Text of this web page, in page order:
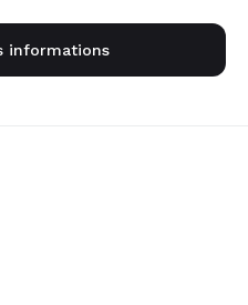
informations